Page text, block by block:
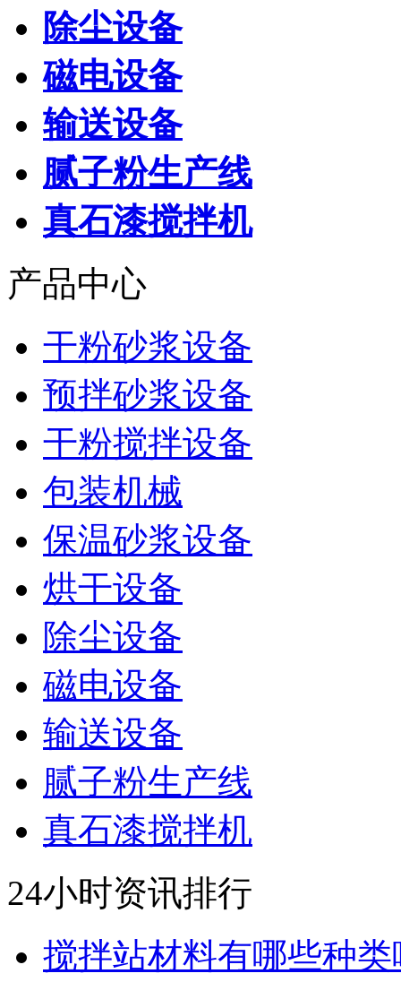
除尘设备
磁电设备
输送设备
腻子粉生产线
真石漆搅拌机
产品中心
干粉砂浆设备
预拌砂浆设备
干粉搅拌设备
包装机械
保温砂浆设备
烘干设备
除尘设备
磁电设备
输送设备
腻子粉生产线
真石漆搅拌机
24小时资讯排行
搅拌站材料有哪些种类